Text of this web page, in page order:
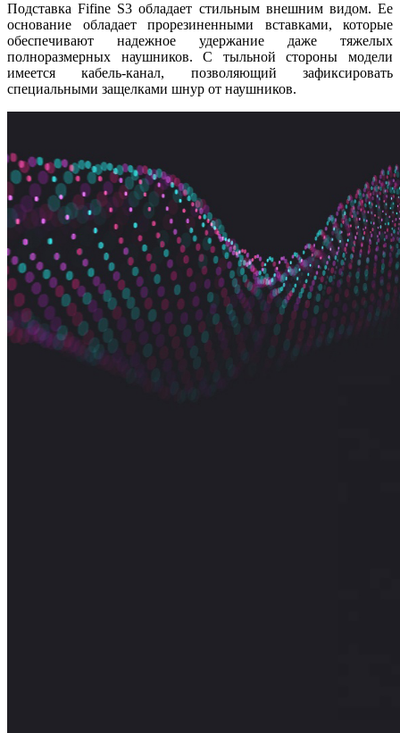
Подставка Fifine S3 обладает стильным внешним видом. Ее
основание обладает прорезиненными вставками, которые
обеспечивают надежное удержание даже тяжелых
полноразмерных наушников. С тыльной стороны модели
имеется кабель-канал, позволяющий зафиксировать
специальными защелками шнур от наушников.